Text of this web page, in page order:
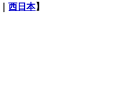
｜西日本】